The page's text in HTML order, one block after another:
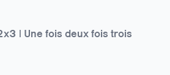
| Une fois deux fois trois